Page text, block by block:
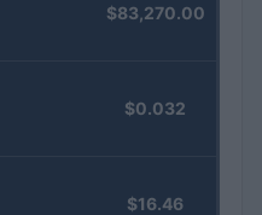
$83,270.00
$0.032
$16.46